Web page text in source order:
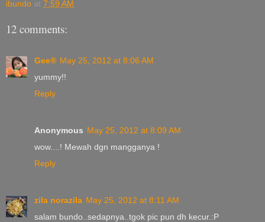
ibundo at 7:59 AM
12 comments:
Gee® May 25, 2012 at 8:06 AM
yummy!!
Reply
Anonymous May 25, 2012 at 8:09 AM
wow....! Mewah dgn mangganya !
Reply
zila norazila May 25, 2012 at 8:11 AM
salam bundo..sedapnya..tgok pic pun dh kecur.:P